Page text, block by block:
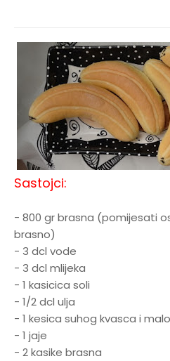
Sastojci:
- 800 gr brasna (pomijesati
brasno)
- 3 dcl vode
- 3 dcl mlijeka
- 1 kasicica soli
- 1/2 dcl ulja
- 1 kesica suhog kvasca i
- 1 jaje
- 2 kasike brasna